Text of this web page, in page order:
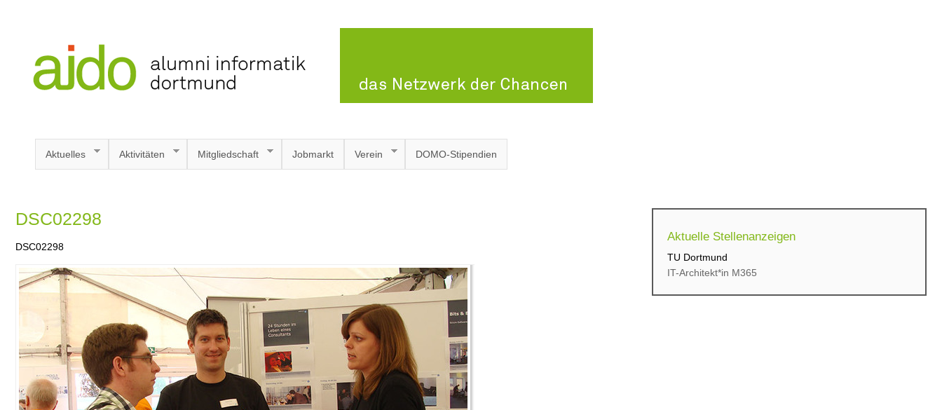
Aktuelles Aktivitäten Mitgliedschaft Jobmarkt Verein DOMO-Stipendien
DSC02298
DSC02298
Aktuelle Stellenanzeigen
TU Dortmund
IT-Architekt*in M365
cbs Corporate Business...
Initiativbewerbung für...